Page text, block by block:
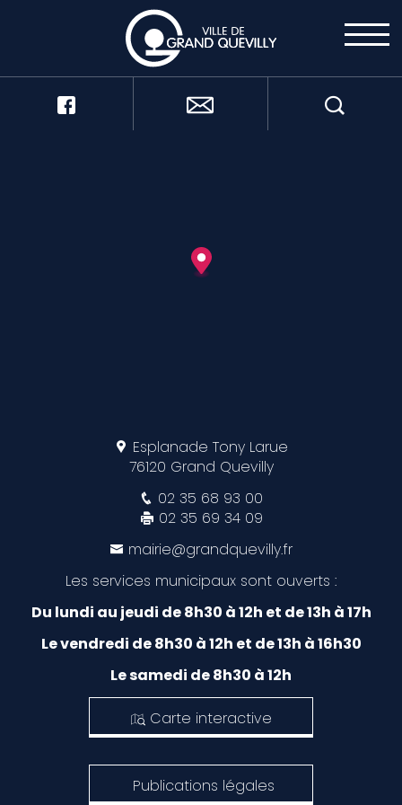
Esplanade Tony Larue
76120 Grand Quevilly
02 35 68 93 00
02 35 69 34 09
mairie@grandquevilly.fr
Les services municipaux sont ouverts :
Du lundi au jeudi de 8h30 à 12h et de 13h à 17h
Le vendredi de 8h30 à 12h et de 13h à 16h30
Le samedi de 8h30 à 12h
Carte interactive
Publications légales